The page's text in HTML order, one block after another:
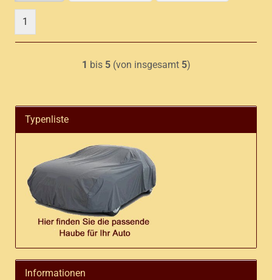
1
1 bis 5(von insgesamt 5)
Typenliste
Informationen